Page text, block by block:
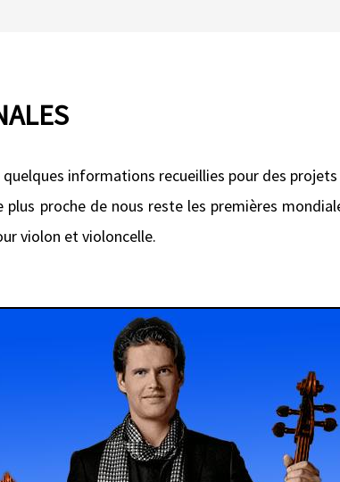
informations recueillies pour des projets
proche de nous reste les premières
violon et violoncelle.